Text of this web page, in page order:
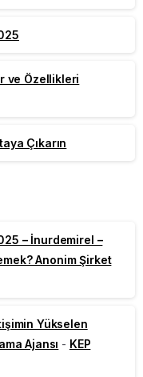
ve Özellikleri
Çıkarın
– İnurdemirel –
Anonim Şirket
Yükselen
Ajansı - KEP